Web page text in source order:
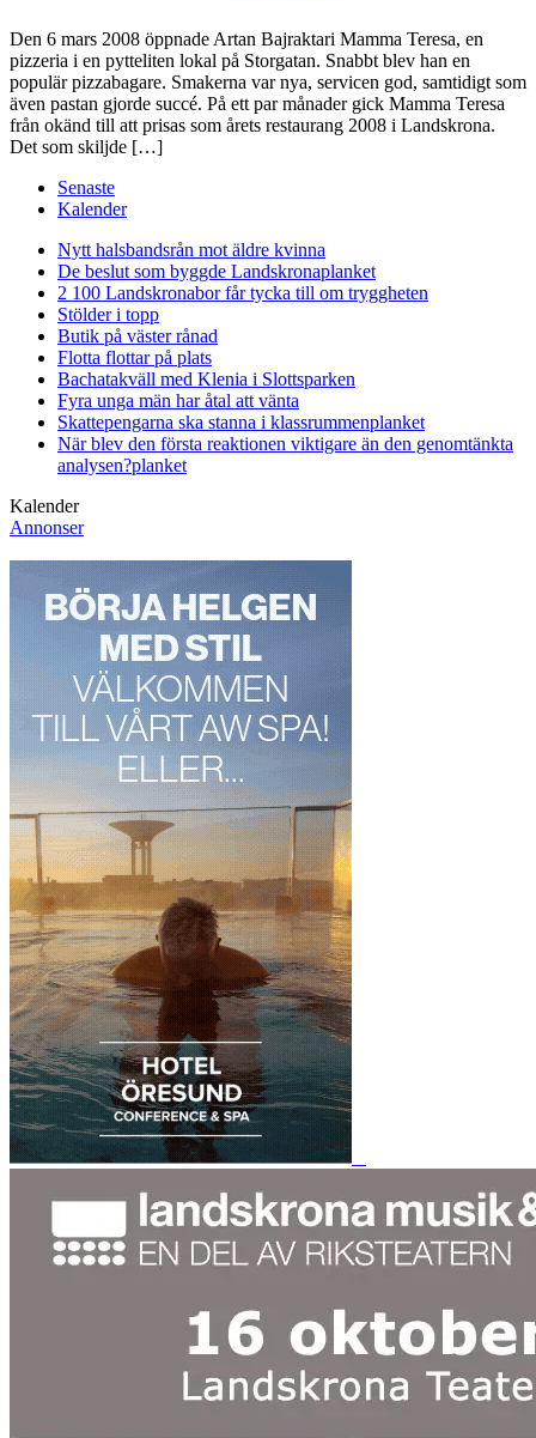
Den 6 mars 2008 öppnade Artan Bajraktari Mamma Teresa, en
pizzeria i en pytteliten lokal på Storgatan. Snabbt blev han en
populär pizzabagare. Smakerna var nya, servicen god, samtidigt som
även pastan gjorde succé. På ett par månader gick Mamma Teresa
från okänd till att prisas som årets restaurang 2008 i Landskrona.
Det som skiljde […]
Senaste
Kalender
Nytt halsbandsrån mot äldre kvinna
De beslut som byggde Landskronaplanket
2 100 Landskronabor får tycka till om tryggheten
Stölder i topp
Butik på väster rånad
Flotta flottar på plats
Bachatakväll med Klenia i Slottsparken
Fyra unga män har åtal att vänta
Skattepengarna ska stanna i klassrummenplanket
När blev den första reaktionen viktigare än den genomtänkta
analysen?planket
Kalender
Annonser